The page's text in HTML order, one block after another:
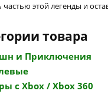
частью этой легенды и
товара
и Приключения
с Xbox / Xbox 360